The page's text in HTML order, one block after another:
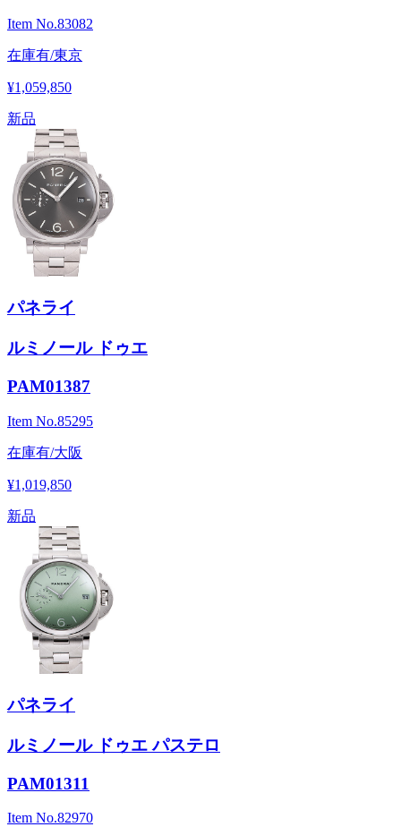
Item No.83082
在庫有/東京
¥1,059,850
新品
パネライ
ルミノール ドゥエ
PAM01387
Item No.85295
在庫有/大阪
¥1,019,850
新品
パネライ
ルミノール ドゥエ パステロ
PAM01311
Item No.82970